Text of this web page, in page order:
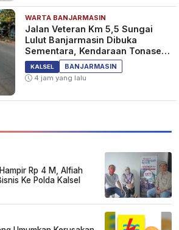
WARTA BANJARMASIN
Jalan Veteran Km 5,5 Sungai
Lulut Banjarmasin Dibuka
Sementara, Kendaraan Tonase
Besar Dilarang
KALSEL
BANJARMASIN
4 jam yang lalu
Rp 4 M, Alfiah
Ke Polda Kalsel